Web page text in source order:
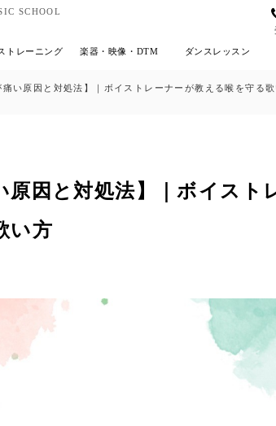
SCHOOL
トレーニング 楽器・映像・DTM ダンスレッスン
痛い原因と対処法】｜ボイストレーナーが教える喉を守る
原因と対処法】｜ボイスト
い方